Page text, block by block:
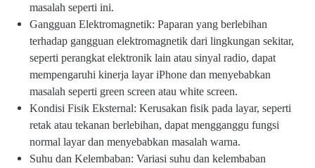
masalah seperti ini.
Gangguan Elektromagnetik: Paparan yang berlebihan
terhadap gangguan elektromagnetik dari lingkungan sekitar,
seperti perangkat elektronik lain atau sinyal radio, dapat
mempengaruhi kinerja layar iPhone dan menyebabkan
masalah seperti green screen atau white screen.
Kondisi Fisik Eksternal: Kerusakan fisik pada layar, seperti
retak atau tekanan berlebihan, dapat mengganggu fungsi
normal layar dan menyebabkan masalah warna.
Suhu dan Kelembaban: Variasi suhu dan kelembaban